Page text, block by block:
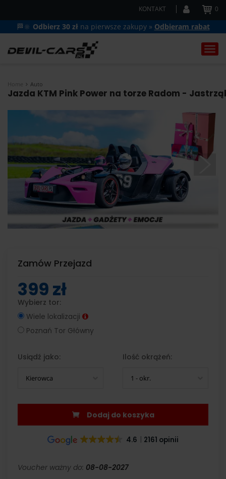
KONTAKT 0
🏁🔆 Odbierz 30 zł na pierwsze zakupy » Odbieram rabat
Home Auto
Jazda KTM Pink Power na torze Radom -
Zamów Przejazd
399 zł
Wybierz tor:
Wiele lokalizacji
Poznań Tor Główny
Usiądź jako:
Kierowca
Ilość okrążeń:
1 - okr.
Dodaj do koszyka
4.6 2161 opinii
Voucher ważny do: 08-08-2027